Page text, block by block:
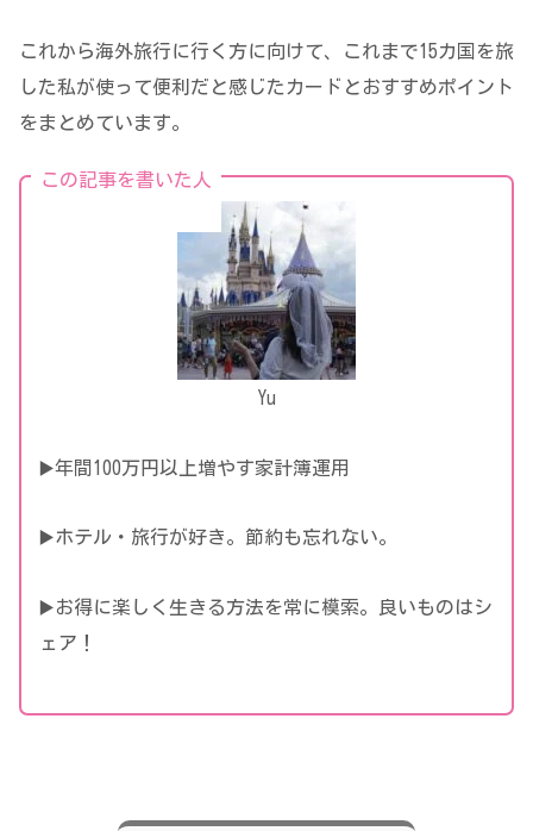
これから海外旅行に行く方に向けて、これまで15カ国を旅
した私が使って便利だと感じたカードとおすすめポイント
をまとめています。
この記事を書いた人
Yu
▶️年間100万円以上増やす家計簿運用
▶️ホテル・旅行が好き。節約も忘れない。
▶️お得に楽しく生きる方法を常に模索。良いものはシ
ェア！